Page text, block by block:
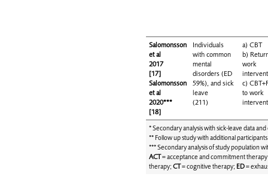
Salomonsson
et al
2017
[17]
Salomonsson
et al
2020***
[18]
Individuals
with common
mental
disorders (ED
59%), and sick
leave
(211)
a) CBT
b)
work
c)
to work
* Secondary analysis with sick-leave data
** Follow up study with additional
*** Secondary analysis of study population
ACT= acceptance and commitment
therapy;CT= cognitive therapy; ED=